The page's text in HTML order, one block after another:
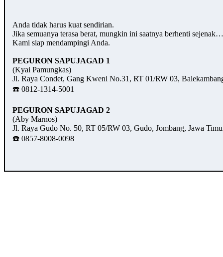
Anda tidak harus kuat sendirian.
Jika semuanya terasa berat, mungkin ini saatnya berhenti
Kami siap mendampingi Anda.
PEGURON SAPUJAGAD 1
(Kyai Pamungkas)
Jl. Raya Condet, Gang Kweni No.31, RT 01/RW 03,
☎️ 0812-1314-5001
PEGURON SAPUJAGAD 2
(Aby Marnos)
Jl. Raya Gudo No. 50, RT 05/RW 03, Gudo, Jombang, Jawa
☎️ 0857-8008-0098